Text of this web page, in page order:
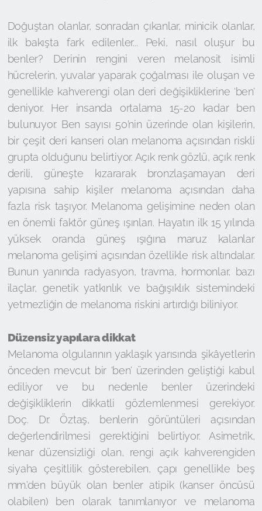
Doğuştan olanlar, sonradan çıkanlar, minicik olanlar,
ilk bakışta fark edilenler... Peki, nasıl oluşur bu
benler? Derinin rengini veren melanosit isimli
hücrelerin, yuvalar yaparak çoğalması ile oluşan ve
genellikle kahverengi olan deri değişikliklerine ‘ben’
deniyor. Her insanda ortalama 15-20 kadar ben
bulunuyor. Ben sayısı 50’nin üzerinde olan kişilerin,
bir çeşit deri kanseri olan melanoma açısından riskli
grupta olduğunu belirtiyor. Açık renk gözlü, açık renk
derili, güneşte kızararak bronzlaşamayan deri
yapısına sahip kişiler melanoma açısından daha
fazla risk taşıyor. Melanoma gelişimine neden olan
en önemli faktör güneş ışınları. Hayatın ilk 15 yılında
yüksek oranda güneş ışığına maruz kalanlar
melanoma gelişimi açısından özellikle risk altındalar.
Bunun yanında radyasyon, travma, hormonlar, bazı
ilaçlar, genetik yatkınlık ve bağışıklık sistemindeki
yetmezliğin de melanoma riskini artırdığı biliniyor.
Düzensiz yapılara dikkat
Melanoma olgularının yaklaşık yarısında şikâyetlerin
önceden mevcut bir ‘ben’ üzerinden geliştiği kabul
ediliyor ve bu nedenle benler üzerindeki
değişikliklerin dikkatli gözlemlenmesi gerekiyor.
Doç. Dr. Öztaş, benlerin görüntüleri açısından
değerlendirilmesi gerektiğini belirtiyor. Asimetrik,
kenar düzensizliği olan, rengi açık kahverengiden
siyaha çeşitlilik gösterebilen, çapı genellikle beş
mm.’den büyük olan benler atipik (kanser öncüsü
olabilen) ben olarak tanımlanıyor ve melanoma